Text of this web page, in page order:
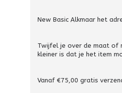
New Basic Alkmaar het
Twijfel je over de maat of
kleiner is dat je het item
Vanaf €75,00 gratis